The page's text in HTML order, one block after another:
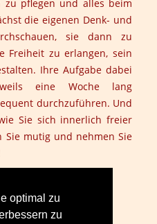
optimal zu
zu
zu pflegen und alles beim
die eigenen Denk- und
sie dann zu
Freiheit zu erlangen, sein
Ihre Aufgabe dabei
eine Woche lang
durchzuführen. Und
Sie sich innerlich freier
mutig und nehmen Sie